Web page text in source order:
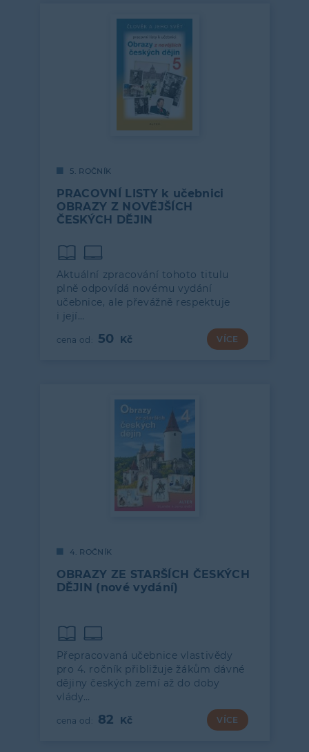
5. ROČNÍK
PRACOVNÍ LISTY k učebnici
OBRAZY Z NOVĚJŠÍCH
ČESKÝCH DĚJIN
Aktuální zpracování tohoto titulu
plně odpovídá novému vydání
učebnice, ale převážně respektuje
i její…
50 VÍCE
4. ROČNÍK
OBRAZY ZE STARŠÍCH ČESKÝCH
DĚJIN (nové vydání)
Přepracovaná učebnice vlastivědy
pro 4. ročník přibližuje žákům dávné
dějiny českých zemí až do doby
vlády…
82 VÍCE